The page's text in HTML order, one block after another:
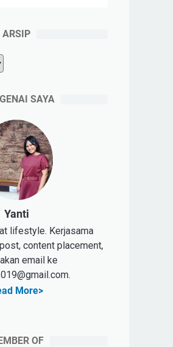
ARSIP
SAYA
Yanti
lifestyle. Kerjasama
content placement,
email ke
More>
OF